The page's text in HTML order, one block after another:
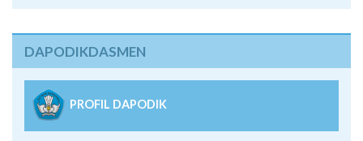
DAPODIKDASMEN
PROFIL DAPODIK